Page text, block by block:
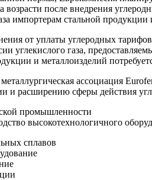
возрасти после внедрения
импортерам стальной
от уплаты углеродных
углекислого газа,
и металлоизделий
ассоциация
и расширению сферы действия
промышленности
высокотехнологичного
сплавов